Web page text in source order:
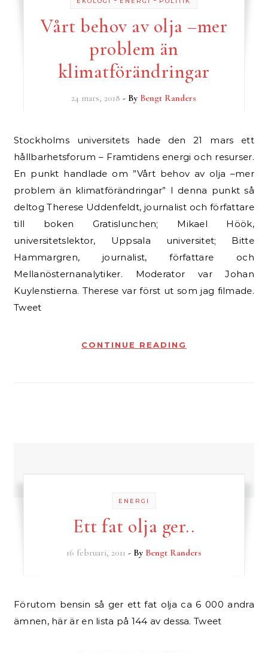
Vårt behov av olja –mer
problem än
klimatförändringar
24 mars, 2018 - By Bengt Randers
Stockholms universitets hade den 21 mars ett
hållbarhetsforum – Framtidens energi och resurser.
En punkt handlade om ”Vårt behov av olja –mer
problem än klimatförändringar” I denna punkt så
deltog Therese Uddenfeldt, journalist och författare
till boken Gratislunchen; Mikael Höök,
universitetslektor, Uppsala universitet; Bitte
Hammargren, journalist, författare och
Mellanösternanalytiker. Moderator var Johan
Kuylenstierna. Therese var först ut som jag filmade.
Tweet
CONTINUE READING
ENERGI
Ett fat olja ger..
16 februari, 2011 - By Bengt Randers
Förutom bensin så ger ett fat olja ca 6 000 andra
ämnen, här är en lista på 144 av dessa. Tweet